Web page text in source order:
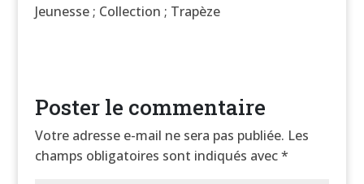
Jeunesse ; Collection ; Trapèze
Poster le commentaire
Votre adresse e-mail ne sera pas publiée. Les
champs obligatoires sont indiqués avec*